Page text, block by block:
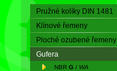
Pružné kolíky DIN 1481
Klínové řemeny
Ploché ozubené řemeny
Gufera
NBR G / WA